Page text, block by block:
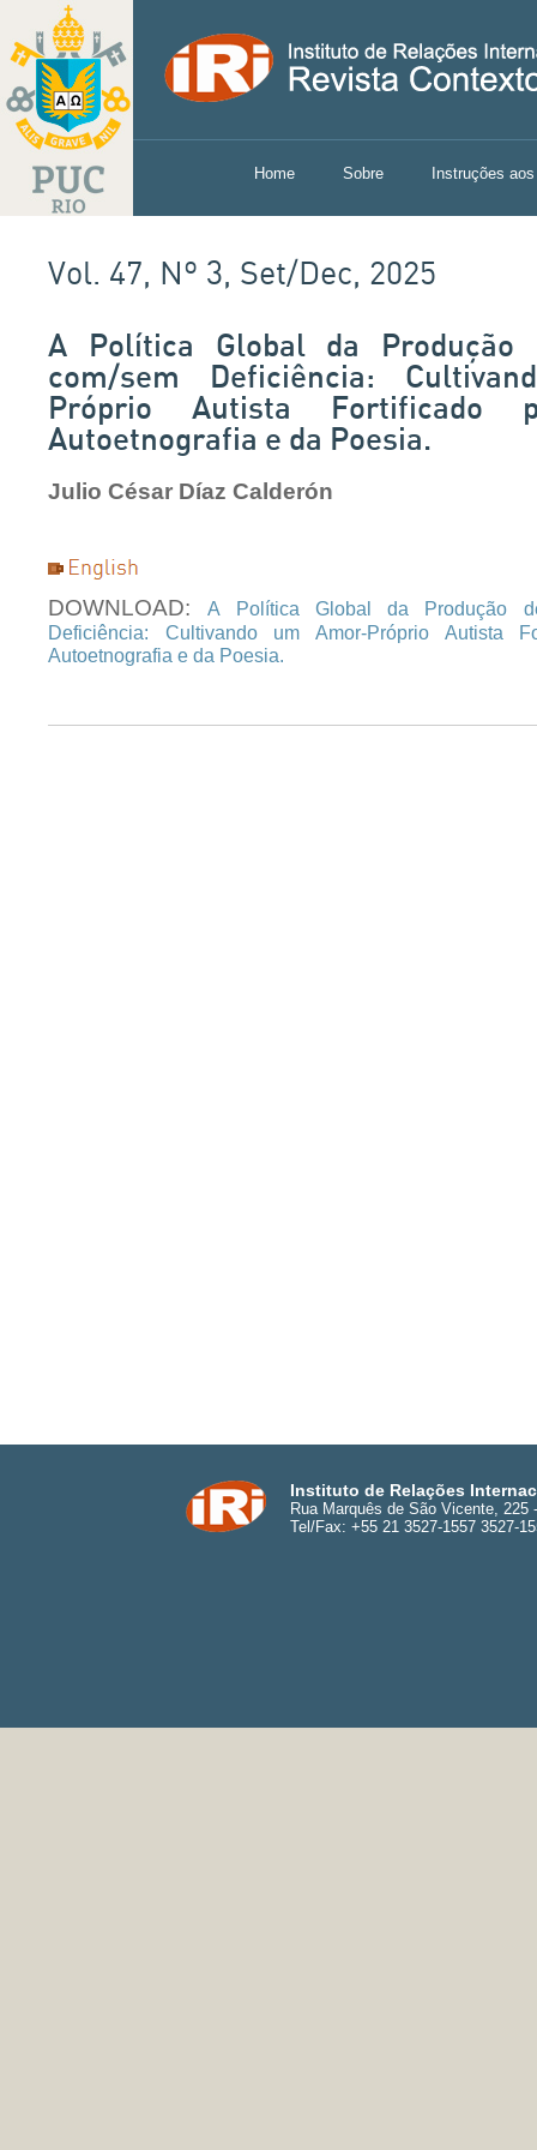
Home Sobre Instruções
Vol. 47, Nº 3, Set/Dec, 2025
A Política Global da Produção
com/sem Deficiência:
Próprio Autista Fortificado
Autoetnografia e da Poesia.
Julio César Díaz Calderón
DOWNLOAD:A Política Global da Produção
Deficiência: Cultivando um Amor-Próprio Autista
Autoetnografia e da Poesia.
Instituto de Relações
Rua Marquês de São Vicente,
Tel/Fax: +55 21 3527-1557 3527-